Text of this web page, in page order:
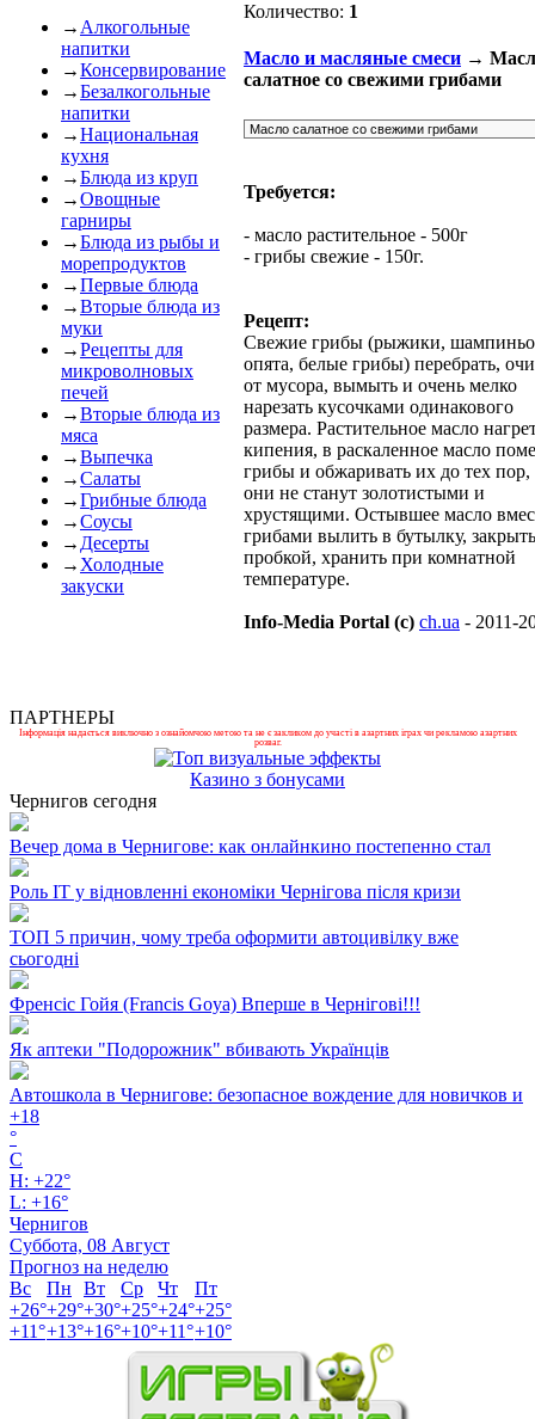
→ Алкогольные
напитки
→Консервирование
→Безалкогольные
напитки
→Национальная
кухня
→Блюда из круп
→Овощные
гарниры
→Блюда из рыбы и
морепродуктов
→Первые блюда
→Вторые блюда из
муки
→Рецепты для
микроволновых
печей
→Вторые блюда из
мяса
→Выпечка
→Салаты
→Грибные блюда
→Соусы
→ Десерты
→ Холодные
закуски
Количество: 1
Масло и масляные смеси →
салатное со свежими грибами
Требуется:
- масло растительное - 500г
- грибы свежие - 150г.
Рецепт:
Свежие грибы (рыжики,
опята, белые грибы) перебрать,
от мусора, вымыть и очень мелко
нарезать кусочками одинакового
размера. Растительное масло
кипения, в раскаленное масло
грибы и обжаривать их до тех пор,
они не станут золотистыми и
хрустящими. Остывшее масло
грибами вылить в бутылку, закрыть
пробкой, хранить при комнатной
температуре.
Info-Media Portal (c) ch.ua - 2011-
ПАРТНЕРЫ
Інформація надається виключно з ознайомчою метою та не є закликом до участі в азартних іграх чи рекламою азартних
розваг.
Казино з бонусами
Чернигов сегодня
Вечер дома в Чернигове: как онлайнкино постепенно стал
Роль ІТ у відновленні економіки Чернігова після кризи
ТОП 5 причин, чому треба оформити автоцивілку вже
сьогодні
Френсіс Гойя (Francis Goya) Вперше в Чернігові!!!
Як аптеки "Подорожник" вбивають Українців
Автошкола в Чернигове: безопасное вождение для новичков и
+18
°
C
H: +22°
L: +16°
Чернигов
Суббота, 08 Август
Прогноз на неделю
Вс
Пн Вт Ср Чт
Пт
+26°+29°+30°+25°+24°+25°
+11°+13°+16°+10°+11°+10°